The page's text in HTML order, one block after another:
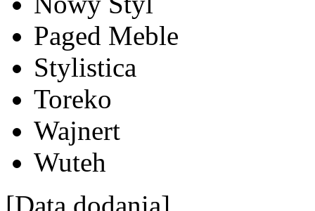
Paged Meble
Stylistica
Toreko
Wajnert
Wuteh